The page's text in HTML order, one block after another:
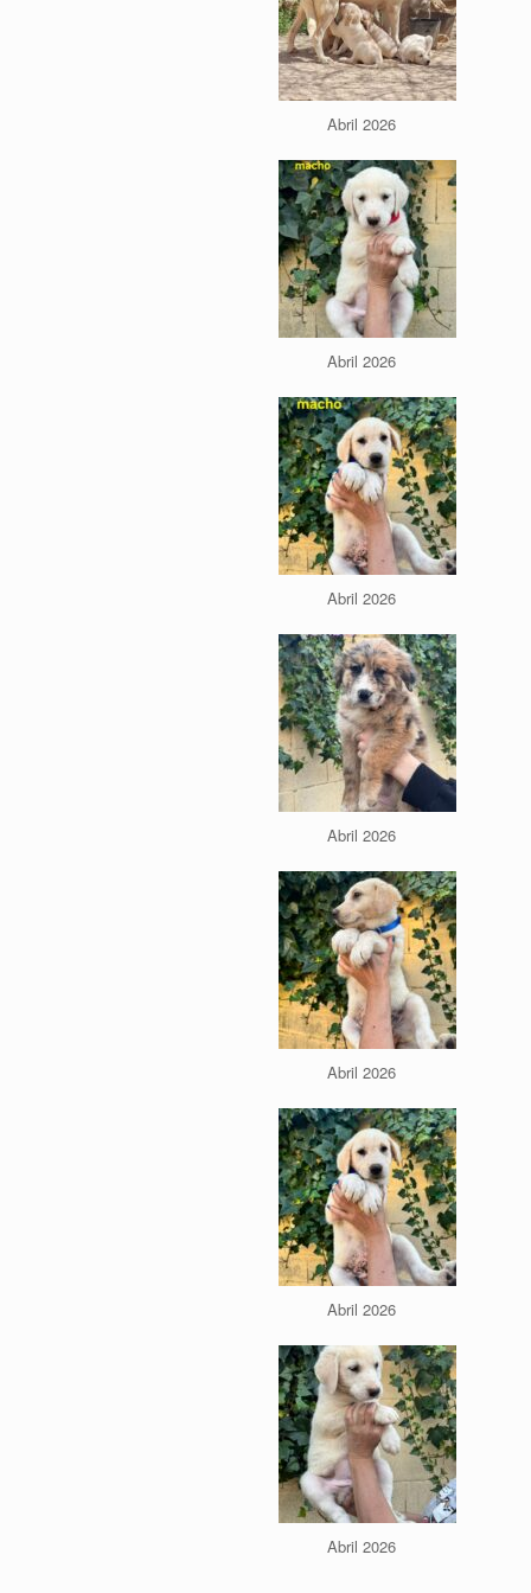
Abril 2026
Abril 2026
Abril 2026
Abril 2026
Abril 2026
Abril 2026
Abril 2026